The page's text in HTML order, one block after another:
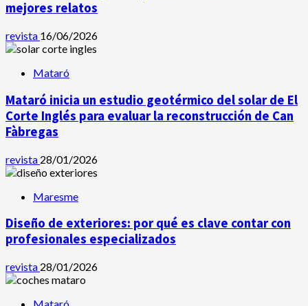
mejores relatos
revista 16/06/2026
Mataró
Mataró inicia un estudio geotérmico del solar de El
Corte Inglés para evaluar la reconstrucción de Can
Fàbregas
revista 28/01/2026
Maresme
Diseño de exteriores: por qué es clave contar con
profesionales especializados
revista 28/01/2026